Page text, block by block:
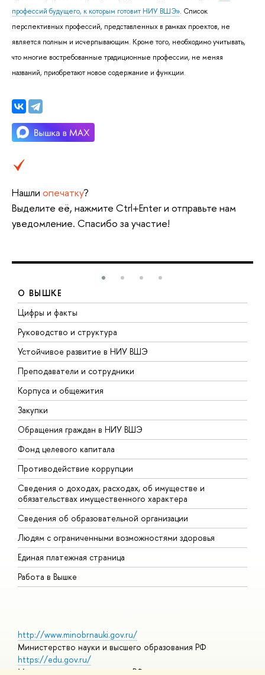
профессий будущего, к которым готовит НИУ ВШЭ». Список
перспективных профессий, представленных в рамках проектов, не
является полным и исчерпывающим. Кроме того, необходимо учитывать,
что многие востребованные традиционные профессии, не меняя
названий, приобретают новое содержание и функции.
Нашли опечатку?
Выделите её, нажмите Ctrl+Enter и отправьте нам
уведомление. Спасибо за участие!
О ВЫШКЕ
Цифры и факты
Руководство и структура
Устойчивое развитие в НИУ ВШЭ
Преподаватели и сотрудники
Корпуса и общежития
Закупки
Обращения граждан в НИУ ВШЭ
Фонд целевого капитала
Противодействие коррупции
Сведения о доходах, расходах, об имуществе и
обязательствах имущественного характера
Сведения об образовательной организации
Людям с ограниченными возможностями здоровья
Единая платежная страница
Работа в Вышке
http://www.minobrnauki.gov.ru/
Министерство науки и высшего образования РФ
https://edu.gov.ru/
Министерство просвещения РФ